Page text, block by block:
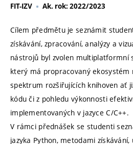
FIT-IZV Ak. rok: 2022/2023
Cílem předmětu je seznámit
získávání, zpracování, analýzy a
nástrojů byl zvolen multiplatformní
který má propracovaný ekosystém
spektrum rozšiřujících knihoven ať
kódu či z pohledu výkonnosti
implementovaných v jazyce C/C++.
V rámci přednášek se studenti
jazyka Python, metodami